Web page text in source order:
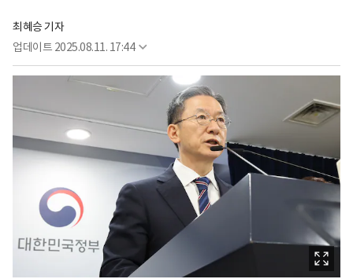
최혜승 기자
업데이트 2025.08.11. 17:44